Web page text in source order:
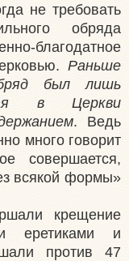
не требовать
обряда
благодатное
Раньше
был лишь
в Церкви
. Ведь
много говорит
совершается,
всякой формы»
крещение
еретиками и
против 47